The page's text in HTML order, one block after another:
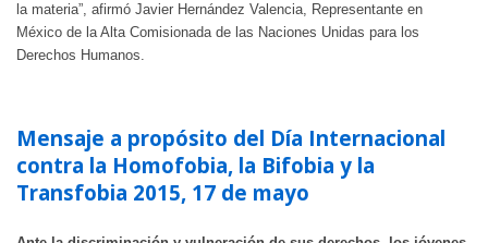
la materia”, afirmó Javier Hernández Valencia, Representante en
México de la Alta Comisionada de las Naciones Unidas para los
Derechos Humanos.
Mensaje a propósito del Día Internacional
contra la Homofobia, la Bifobia y la
Transfobia 2015, 17 de mayo